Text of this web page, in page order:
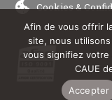
Cookies&
Afin de vous offrir
site, nous utilisons
vous signifiez votre
CAUE
Accepter